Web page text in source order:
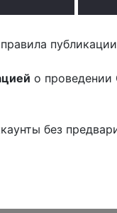
о
без